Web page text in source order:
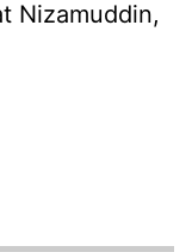
Nizamuddin,